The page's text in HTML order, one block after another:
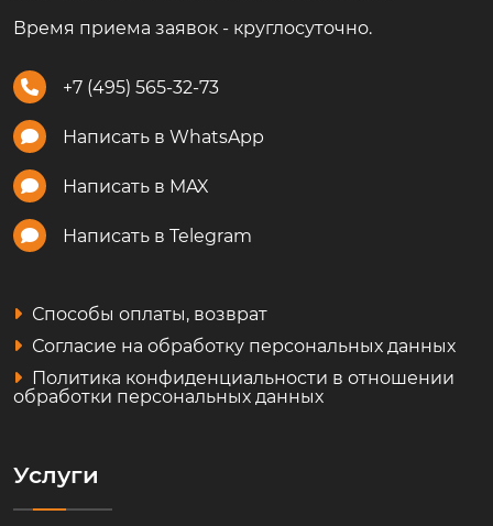
Время приема заявок - круглосуточно.
+7 (495) 565-32-73
Написать в WhatsApp
Написать в MAX
Написать в Telegram
Способы оплаты, возврат
Согласие на обработку персональных данных
Политика конфиденциальности в отношении
обработки персональных данных
Услуги